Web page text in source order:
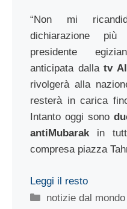
“Non mi
dichiarazione
presidente
anticipata dallatv
rivolgerà alla
resterà in carica
Intanto oggi sono
antiMubarak in
compresa piazza
Leggi il resto
Categorie
notizie dal mondo